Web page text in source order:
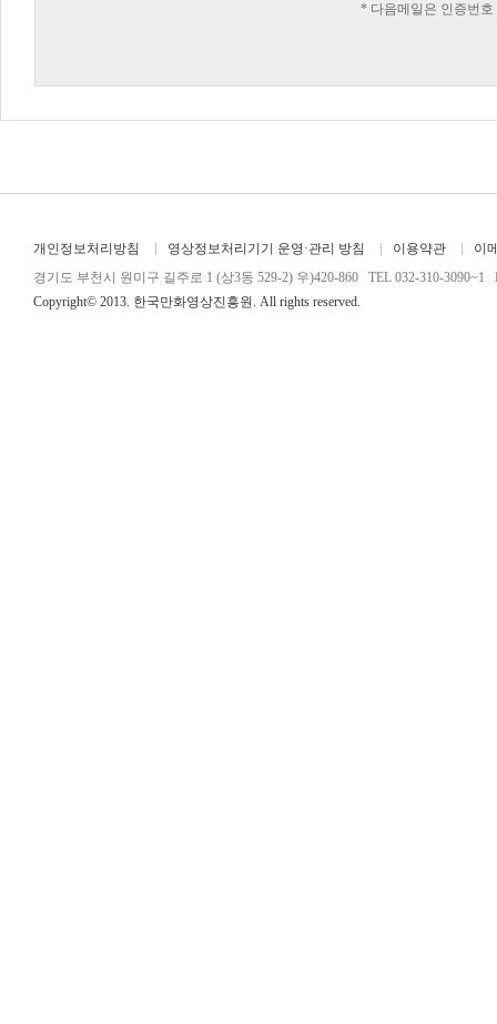
* 다음메일은 인증번
개인정보처리방침 영상정보처리기기 운영·관리 방침 이용약관
이
경기도 부천시 원미구 길주로 1 (상3동 529-2) 우)420-860 TEL 032-310-3090~1
Copyright© 2013. 한국만화영상진흥원. All rights reserved.